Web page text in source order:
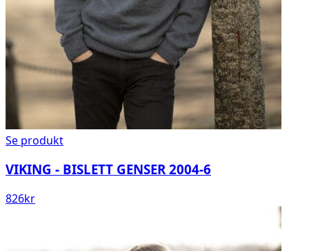
Se produkt
VIKING - BISLETT GENSER 2004-6
826kr